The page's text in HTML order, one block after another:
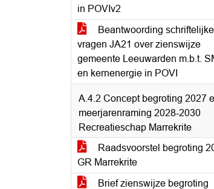
in POVIv2
Beantwoording schriftelijke
vragen JA21 over zienswijze
gemeente Leeuwarden m.b.t.
en kernenergie in POVI
A.4.2 Concept begroting 2027
meerjarenraming 2028-2030
Recreatieschap Marrekrite
Raadsvoorstel begroting
GR Marrekrite
Brief zienswijze begroting